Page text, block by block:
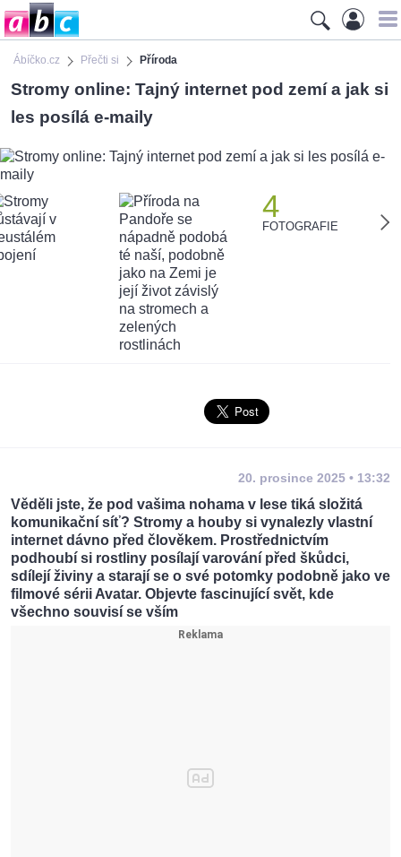
Ábíčko.cz Přečti si Příroda
Stromy online: Tajný internet pod zemí a jak si
les posílá e-maily
4
FOTOGRAFIE
20. prosince 2025 • 13:32
Věděli jste, že pod vašima nohama v lese tiká složitá
komunikační síť? Stromy a houby si vynalezly vlastní
internet dávno před člověkem. Prostřednictvím
podhoubí si rostliny posílají varování před škůdci,
sdílejí živiny a starají se o své potomky podobně jako ve
filmové sérii Avatar. Objevte fascinující svět, kde
všechno souvisí se vším